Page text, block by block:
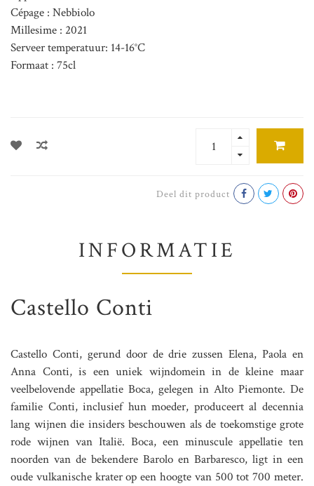
Cépage : Nebbiolo
Millesime : 2021
Serveer temperatuur: 14-16°C
Formaat : 75cl
Deel dit product
INFORMATIE
Castello Conti
Castello Conti, gerund door de drie zussen Elena, Paola en
Anna Conti, is een uniek wijndomein in de kleine maar
veelbelovende appellatie Boca, gelegen in Alto Piemonte. De
familie Conti, inclusief hun moeder, produceert al decennia
lang wijnen die insiders beschouwen als de toekomstige grote
rode wijnen van Italië. Boca, een minuscule appellatie ten
noorden van de bekendere Barolo en Barbaresco, ligt in een
oude vulkanische krater op een hoogte van 500 tot 700 meter.